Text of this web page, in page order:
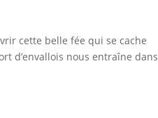
cette belle fée qui se cache
d’envallois nous entraîne dans